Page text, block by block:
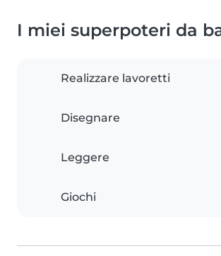
I miei superpoteri da
Realizzare lavoretti
Disegnare
Leggere
Giochi